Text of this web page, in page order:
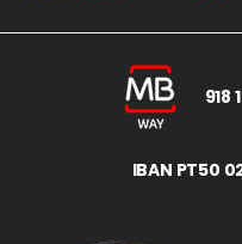
918
IBAN PT50